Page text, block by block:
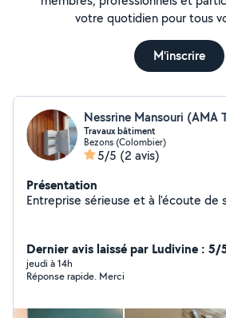
votre quotidien pour tous
M'inscrire
Nessrine Mansouri (AMA
Travaux bâtiment
Bezons (Colombier)
5/5 (2 avis)
Présentation
Entreprise sérieuse et à l'écoute de
Dernier avis laissé par Ludivine : 5/
jeudi à 14h
Réponse rapide. Merci